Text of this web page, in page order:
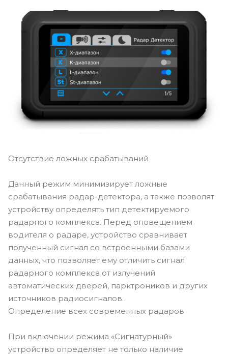
Отсутствие ложных срабатываний
Данный режим минимизирует ложные
срабатывания радар-детектора, а также позволят
устройству определять тип детектируемого
радарного комплекса. Перед оповещением
водителя о радаре, устройство сравнивает
полученный сигнал со встроенными базами
данных, что позволяет ему отличить сигнал
радарного комплекса от излучений
автоматических дверей, парктроников и других
источников радиосигналов.
Определение всех современных радаров
При включении режима «Сигнатурный»
устройство определяет не только наличие